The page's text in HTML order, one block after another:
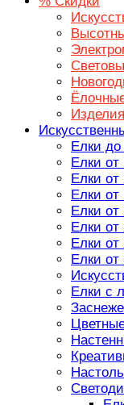
Елки до
Елки от
Елки от
Елки от
Елки от
Елки от
Елки от
Елки от
Елки с